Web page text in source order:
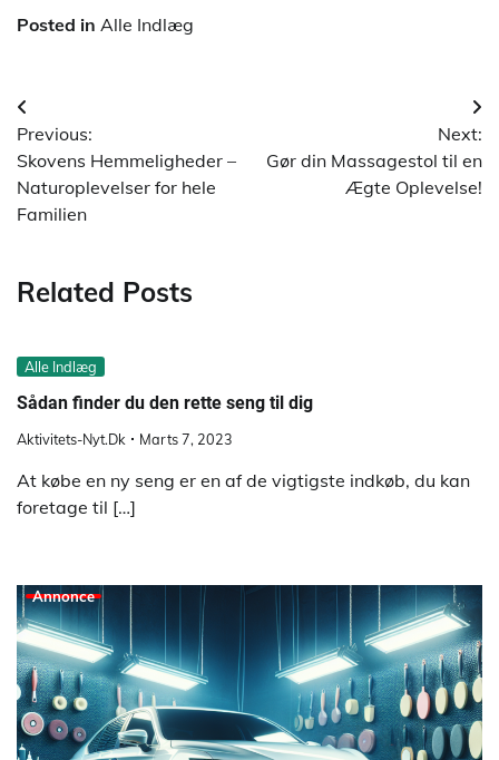
Posted in Alle Indlæg
Indlægsnavigation
Previous:
Skovens Hemmeligheder –
Naturoplevelser for hele
Familien
Next:
Gør din Massagestol til en
Ægte Oplevelse!
Related Posts
Alle Indlæg
Sådan finder du den rette seng til dig
Aktivitets-Nyt.dk Marts 7, 2023
At købe en ny seng er en af de vigtigste indkøb, du kan
foretage til […]
Annonce